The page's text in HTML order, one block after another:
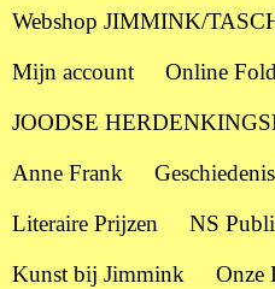
Webshop JIMMINK/
Mijn account
Online
JOODSE
Anne Frank
Literaire Prijzen
NS
Kunst bij Jimmink
Onze